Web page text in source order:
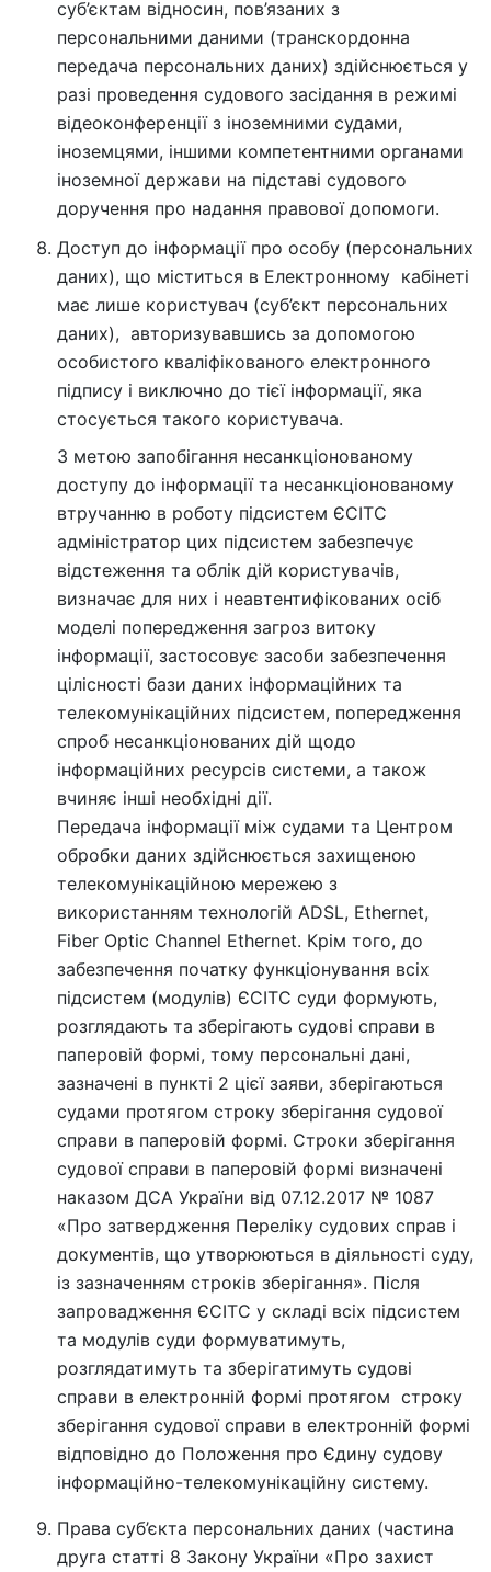
суб’єктам відносин, пов’язаних з
персональними даними (транскордонна
передача персональних даних) здійснюється у
разі проведення судового засідання в режимі
відеоконференції з іноземними судами,
іноземцями, іншими компетентними органами
іноземної держави на підставі судового
доручення про надання правової допомоги.
Доступ до інформації про особу (персональних
даних), що міститься в Електронному кабінеті
має лише користувач (суб’єкт персональних
даних), авторизувавшись за допомогою
особистого кваліфікованого електронного
підпису і виключно до тієї інформації, яка
стосується такого користувача.
З метою запобігання несанкціонованому
доступу до інформації та несанкціонованому
втручанню в роботу підсистем ЄСІТС
адміністратор цих підсистем забезпечує
відстеження та облік дій користувачів,
визначає для них і неавтентифікованих осіб
моделі попередження загроз витоку
інформації, застосовує засоби забезпечення
цілісності бази даних інформаційних та
телекомунікаційних підсистем, попередження
спроб несанкціонованих дій щодо
інформаційних ресурсів системи, а також
вчиняє інші необхідні дії.
Передача інформації між судами та Центром
обробки даних здійснюється захищеною
телекомунікаційною мережею з
використанням технологій ADSL, Ethernet,
Fiber Optic Channel Ethernet. Крім того, до
забезпечення початку функціонування всіх
підсистем (модулів) ЄСІТС суди формують,
розглядають та зберігають судові справи в
паперовій формі, тому персональні дані,
зазначені в пункті 2 цієї заяви, зберігаються
судами протягом строку зберігання судової
справи в паперовій формі. Строки зберігання
судової справи в паперовій формі визначені
наказом ДСА України від 07.12.2017 № 1087
«Про затвердження Переліку судових справ і
документів, що утворюються в діяльності суду,
із зазначенням строків зберігання». Після
запровадження ЄСІТС у складі всіх підсистем
та модулів суди формуватимуть,
розглядатимуть та зберігатимуть судові
справи в електронній формі протягом строку
зберігання судової справи в електронній формі
відповідно до Положення про Єдину судову
інформаційно-телекомунікаційну систему.
Права суб’єкта персональних даних (частина
друга статті 8 Закону України «Про захист